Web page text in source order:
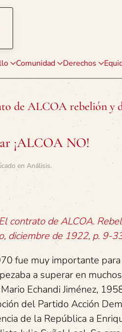
Comunidad Derechos
de ALCOA rebelión y
¡ALCOA NO!
en Análisis.
contrato de ALCOA.
diciembre de 1922, p. 9-
fue muy importante
a superar en
Echandi Jiménez,
del Partido Acción
de la República a